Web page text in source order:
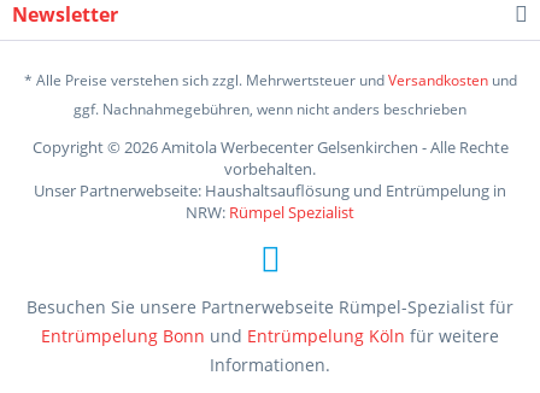
Newsletter
* Alle Preise verstehen sich zzgl. Mehrwertsteuer undVersandkostenund
ggf. Nachnahmegebühren, wenn nicht anders beschrieben
Copyright © 2026 Amitola Werbecenter Gelsenkirchen - Alle Rechte
vorbehalten.
Unser Partnerwebseite: Haushaltsauflösung und Entrümpelung in
NRW: Rümpel Spezialist
Besuchen Sie unsere Partnerwebseite Rümpel-Spezialist für
Entrümpelung Bonn und Entrümpelung Köln für weitere
Informationen.